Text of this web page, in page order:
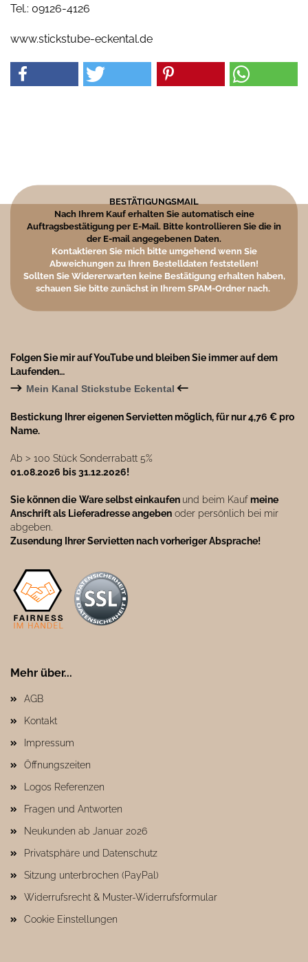
Tel.: 09126-4126
www.stickstube-eckental.de
BESTÄTIGUNGSMAIL
Nach Ihrem Kauf erhalten Sie automatisch eine
Auftragsbestätigung per E-Mail. Bitte kontrollieren Sie die in
der E-mail angegebenen Daten.
Kontaktieren Sie mich bitte umgehend wenn Sie
Abweichungen zu Ihren Bestelldaten feststellen!
Sollten Sie Widererwarten keine Bestätigung erhalten haben,
schauen Sie bitte zunächst in Ihrem SPAM-Ordner nach.
Folgen Sie mir auf YouTube und bleiben Sie immer auf dem
Laufenden…
→ Mein Kanal Stickstube Eckental ←
Bestickung Ihrer eigenen Servietten möglich, für nur 4,76 € pro
Name.
Ab ˃ 100 Stück Sonderrabatt 5%
01.08.2026 bis 31.12.2026!
Sie können die Ware selbst einkaufen und beim Kaufmeine
Anschrift als Lieferadresse angeben oder persönlich bei mir
abgeben.
Zusendung Ihrer Servietten nach vorheriger Absprache!
Mehr über...
AGB
Kontakt
Impressum
Öffnungszeiten
Logos Referenzen
Fragen und Antworten
Neukunden ab Januar 2026
Privatsphäre und Datenschutz
Sitzung unterbrochen (PayPal)
Widerrufsrecht & Muster-Widerrufsformular
Cookie Einstellungen